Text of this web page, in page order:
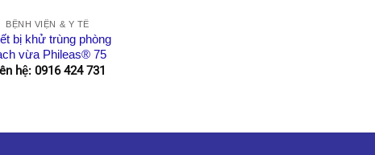
BỆNH VIỆN & Y TẾ
bị khử trùng phòng
vừa Phileas® 75
hệ: 0916 424 731